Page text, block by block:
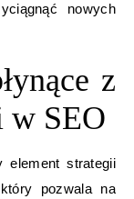
nowych
z
w SEO
element strategii
pozwala na